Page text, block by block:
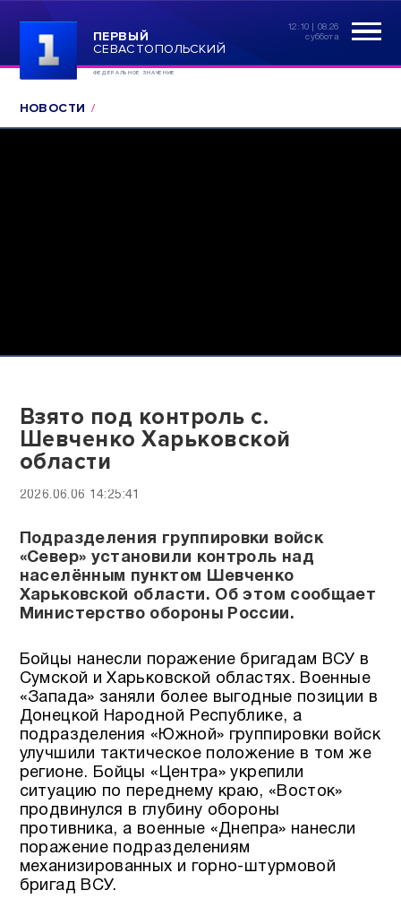
ПЕРВЫЙ
СЕВАСТОПОЛЬСКИЙ
ФЕДЕРАЛЬНОЕ ЗНАЧЕНИЕ
12:10 | 08.26
суббота
НОВОСТИ
Взято под контроль с.
Шевченко Харьковской
области
2026.06.06 14:25:41
Подразделения группировки войск
«Север» установили контроль над
населённым пунктом Шевченко
Харьковской области. Об этом сообщает
Министерство обороны России.
Бойцы нанесли поражение бригадам ВСУ в
Сумской и Харьковской областях. Военные
«Запада» заняли более выгодные позиции в
Донецкой Народной Республике, а
подразделения «Южной» группировки войск
улучшили тактическое положение в том же
регионе. Бойцы «Центра» укрепили
ситуацию по переднему краю, «Восток»
продвинулся в глубину обороны
противника, а военные «Днепра» нанесли
поражение подразделениям
механизированных и горно-штурмовой
бригад ВСУ.